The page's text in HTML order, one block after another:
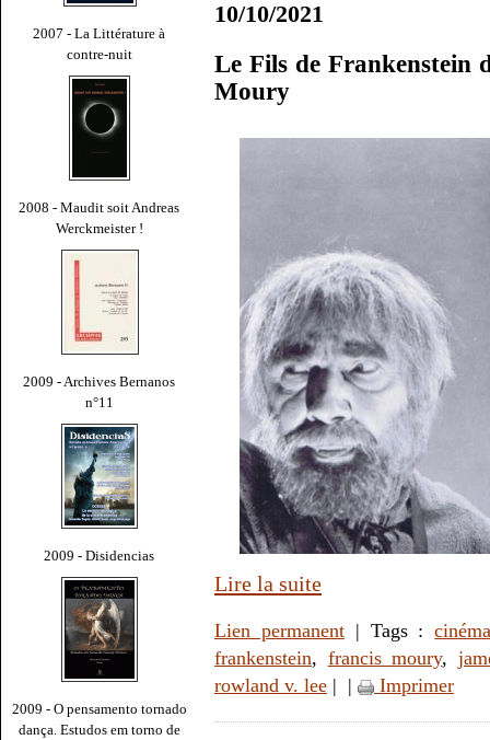
2007 - La Littérature à
contre-nuit
2008 - Maudit soit Andreas
Werckmeister !
2009 - Archives Bernanos
n°11
2009 - Disidencias
2009 - O pensamento tornado
dança. Estudos em torno de
10/10/2021
Le Fils de Frankenstein
Moury
Lire la suite
Lien permanent| Tags :
frankenstein, francis moury,
rowland v. lee | | Imprimer